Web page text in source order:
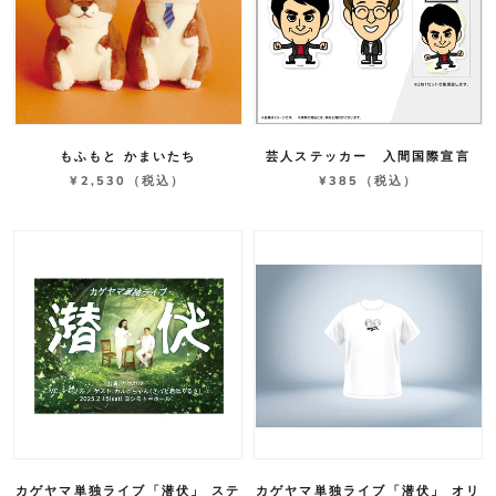
もふもと かまいたち
¥2,530
（税込）
芸人ステッカー 入間国際宣言
¥385
（税込）
カゲヤマ単独ライブ「潜伏」 ステ カゲヤマ単独ライブ「潜伏」 オリ